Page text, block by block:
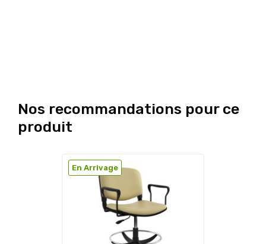
Nos recommandations pour ce
produit
En Arrivage